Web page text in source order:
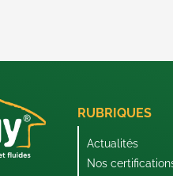
RUBRIQUES
Actualités
Nos